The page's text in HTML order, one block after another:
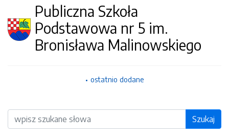
Publiczna Szkoła
Podstawowa nr 5 im.
Bronisława Malinowskiego
ostatnio dodane
Wyszukiwarka Szukaj